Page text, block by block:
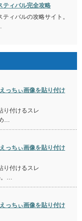
ティバル完全攻略
ィバルの攻略サイト。
っちぃ画像を貼り付け
り付けるスレ
…
っちぃ画像を貼り付け
り付けるスレ
。…
っちぃ画像を貼り付け